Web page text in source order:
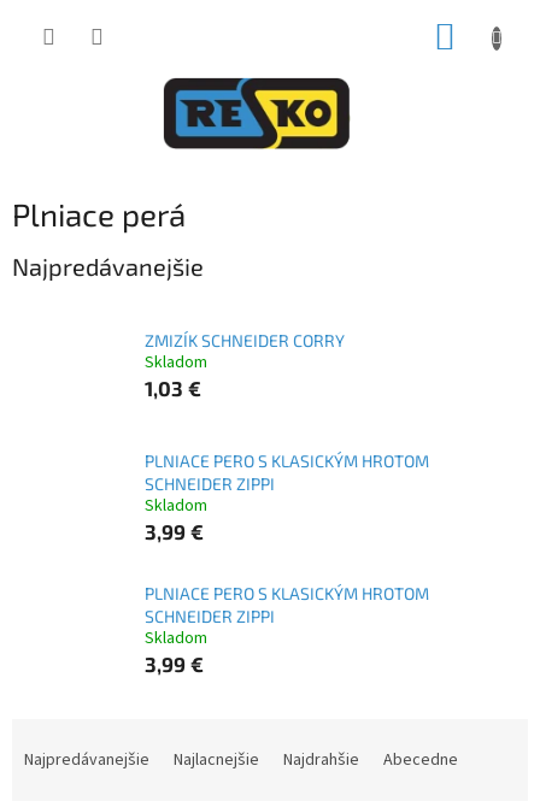
Plniace perá
Najpredávanejšie
ZMIZÍK SCHNEIDER CORRY
Skladom
1,03 €
PLNIACE PERO S KLASICKÝM HROTOM
SCHNEIDER ZIPPI
Skladom
3,99 €
PLNIACE PERO S KLASICKÝM HROTOM
SCHNEIDER ZIPPI
Skladom
3,99 €
Najpredávanejšie Najlacnejšie Najdrahšie Abecedne